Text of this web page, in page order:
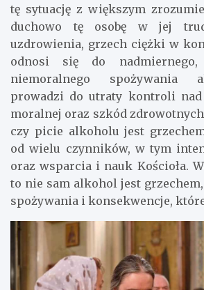
tę sytuację z większym
duchowo tę osobę w jej
uzdrowienia, grzech ciężki w
odnosi się do
niemoralnego spożywania
prowadzi do utraty kontroli nad
moralnej oraz szkód
czy picie alkoholu jest
od wielu czynników, w tym
oraz wsparcia i nauk Kościoła.
to nie sam alkohol jest
spożywania i konsekwencje,